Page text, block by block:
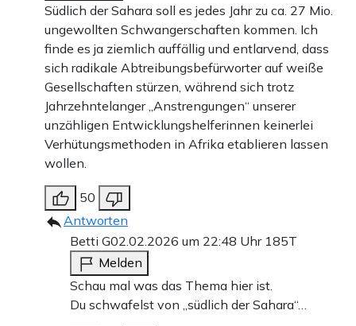
Südlich der Sahara soll es jedes Jahr zu ca. 27 Mio.
ungewollten Schwangerschaften kommen. Ich
finde es ja ziemlich auffällig und entlarvend, dass
sich radikale Abtreibungsbefürworter auf weiße
Gesellschaften stürzen, während sich trotz
Jahrzehntelanger „Anstrengungen“ unserer
unzähligen Entwicklungshelferinnen keinerlei
Verhütungsmethoden in Afrika etablieren lassen
wollen.
50
Antworten
Betti G02.02.2026 um 22:48 Uhr 185T
Melden
Schau mal was das Thema hier ist.
Du schwafelst von „südlich der Sahara“…